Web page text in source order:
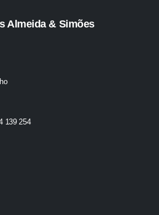
Almeida & Simões
139 254